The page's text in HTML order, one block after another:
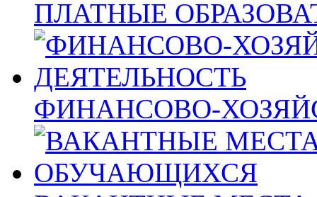
ПЛАТНЫЕ
ФИНАНСОВО-